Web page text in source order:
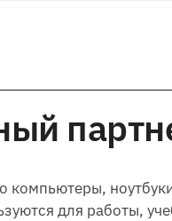
компьютеры,
для работы,